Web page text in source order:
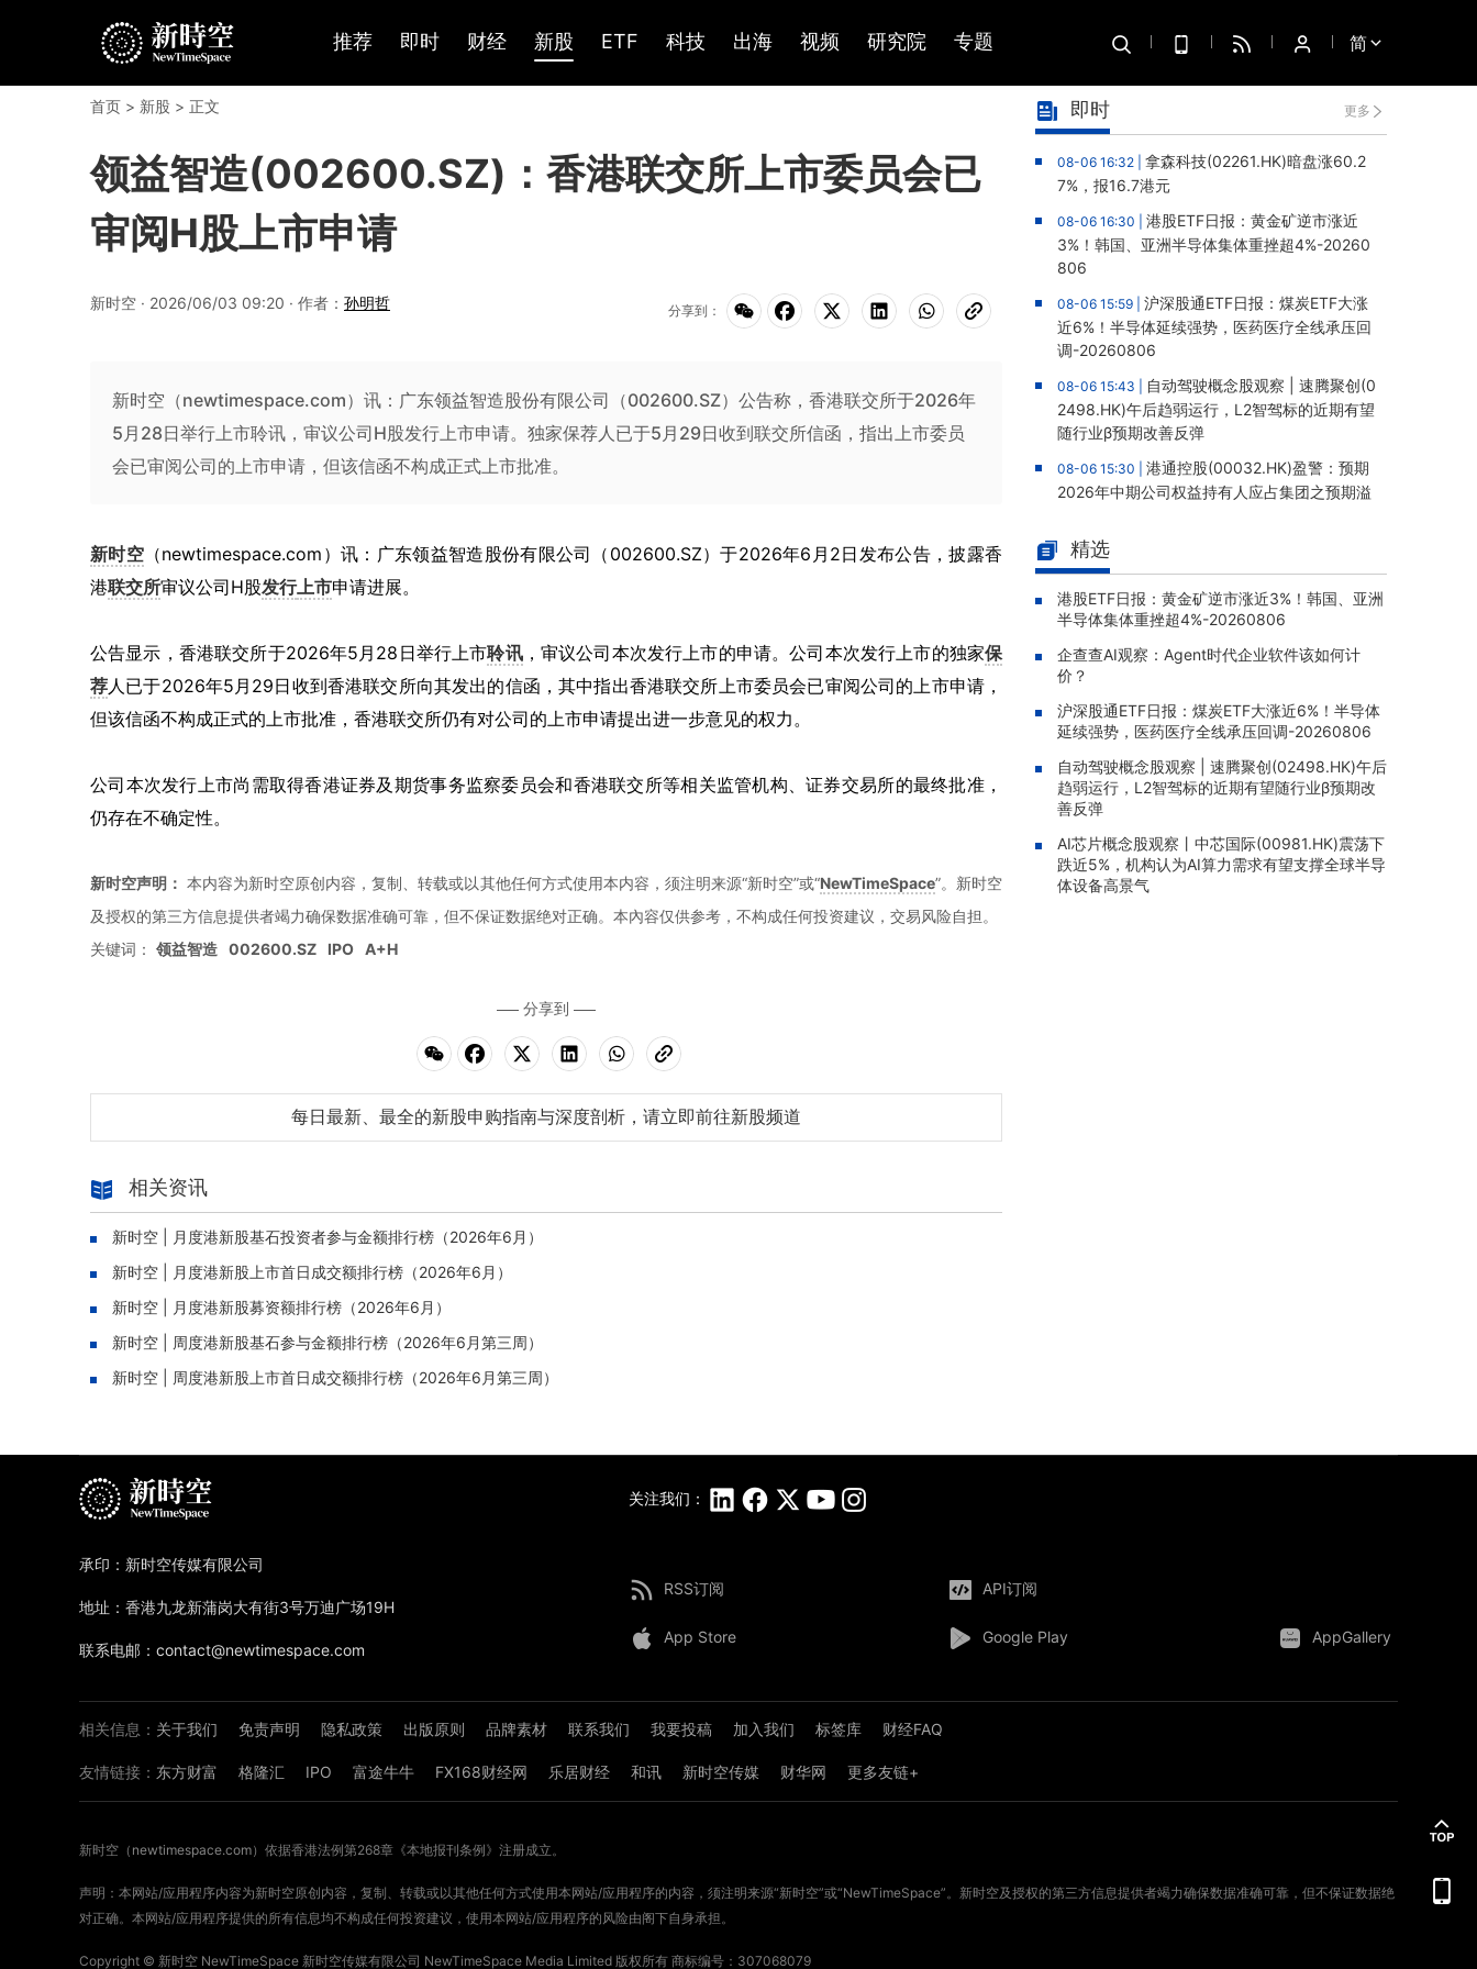
推荐 即时 财经 新股 ETF 科技 出海 视频 研究院 专题 简
首页 > 新股 > 正文
领益智造(002600.SZ)：香港联交所上市委员会已
审阅H股上市申请
新时空 · 2026/06/03 09:20 · 作者： 孙明哲 分享到：
新时空（newtimespace.com）讯：广东领益智造股份有限公司（002600.SZ）公告称，香港联交所于2026年
5月28日举行上市聆讯，审议公司H股发行上市申请。独家保荐人已于5月29日收到联交所信函，指出上市委员
会已审阅公司的上市申请，但该信函不构成正式上市批准。
新时空（newtimespace.com）讯：广东领益智造股份有限公司（002600.SZ）于2026年6月2日发布公告，披露香
港联交所审议公司H股发行上市申请进展。
公告显示，香港联交所于2026年5月28日举行上市聆讯，审议公司本次发行上市的申请。公司本次发行上市的独家保
荐人已于2026年5月29日收到香港联交所向其发出的信函，其中指出香港联交所上市委员会已审阅公司的上市申请，
但该信函不构成正式的上市批准，香港联交所仍有对公司的上市申请提出进一步意见的权力。
公司本次发行上市尚需取得香港证券及期货事务监察委员会和香港联交所等相关监管机构、证券交易所的最终批准，
仍存在不确定性。
新时空声明： 本内容为新时空原创内容，复制、转载或以其他任何方式使用本内容，须注明来源“新时空”或“NewTimeSpace”。新时空
及授权的第三方信息提供者竭力确保数据准确可靠，但不保证数据绝对正确。本內容仅供参考，不构成任何投资建议，交易风险自担。
关键词： 领益智造 002600.SZ IPO A+H
分享到
每日最新、最全的新股申购指南与深度剖析，请立即前往新股频道
相关资讯
新时空 | 月度港新股基石投资者参与金额排行榜（2026年6月）
新时空 | 月度港新股上市首日成交额排行榜（2026年6月）
新时空 | 月度港新股募资额排行榜（2026年6月）
新时空 | 周度港新股基石参与金额排行榜（2026年6月第三周）
新时空 | 周度港新股上市首日成交额排行榜（2026年6月第三周）
即时 更多
08-06 16:32 | 拿森科技(02261.HK)暗盘涨60.2
7%，报16.7港元
08-06 16:30 | 港股ETF日报：黄金矿逆市涨近
3%！韩国、亚洲半导体集体重挫超4%-20260
806
08-06 15:59 | 沪深股通ETF日报：煤炭ETF大涨
近6%！半导体延续强势，医药医疗全线承压回
调-20260806
08-06 15:43 |
自动驾驶概念股观察 | 速腾聚创(0
2498.HK)午后趋弱运行，L2智驾标的近期有望
随行业β预期改善反弹
08-06 15:30 | 港通控股(00032.HK)盈警：预期
2026年中期公司权益持有人应占集团之预期溢
08-06 15:04 |
4%，折价2.69%
08-06 15:00 |南方两倍做空纳指(07568.HK)涨
2.55%，成交额1117.97万港元
08-06 14:56 | 盈富基金(02800.HK)盘中跌1.8
08-06 14:55 |易方达亚洲半导体ETF(03486.H
08-06 14:51 |安硕亚洲除日(03010.HK)盘中跌
1.59%，成交2032.42万港元
精选
港股ETF日报：黄金矿逆市涨近3%！韩国、亚洲
半导体集体重挫超4%-20260806
企查查AI观察：Agent时代企业软件该如何计
价？
沪深股通ETF日报：煤炭ETF大涨近6%！半导体
延续强势，医药医疗全线承压回调-20260806
自动驾驶概念股观察 | 速腾聚创(02498.HK)午后
趋弱运行，L2智驾标的近期有望随行业β预期改
善反弹
AI芯片概念股观察丨中芯国际(00981.HK)震荡下
跌近5%，机构认为AI算力需求有望支撑全球半导
体设备高景气
关注我们：
RSS订阅 API订阅
App Store Google Play AppGallery
相关信息： 关于我们 免责声明 隐私政策 出版原则 品牌素材 联系我们 我要投稿 加入我们 标签库 财经FAQ
友情链接： 东方财富 格隆汇 IPO 富途牛牛 FX168财经网 乐居财经 和讯 新时空传媒 财华网 更多友链+
承印：新时空传媒有限公司
地址：香港九龙新蒲岗大有街3号万迪广场19H
联系电邮：contact@newtimespace.com
新时空（ newtimespace.com）依据香港法例第268章《本地报刊条例》注册成立。
声明：本网站/应用程序内容为新时空原创内容，复制、转载或以其他任何方式使用本网站/应用程序的内容，须注明来源“新时空”或“NewTimeSpace”。新时空及授权的第三方信息提供者竭力确保数据准确可靠，但不保证数据绝
对正确。本网站/应用程序提供的所有信息均不构成任何投资建议，使用本网站/应用程序的风险由阁下自身承担。
Copyright © 新时空 NewTimeSpace 新时空传媒有限公司 NewTimeSpace Media Limited 版权所有 商标编号：307068079